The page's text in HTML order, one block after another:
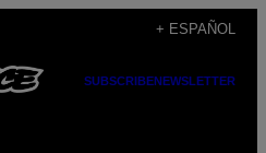
+ ESPAÑOL
SUBSCRIBENEWSLETTER